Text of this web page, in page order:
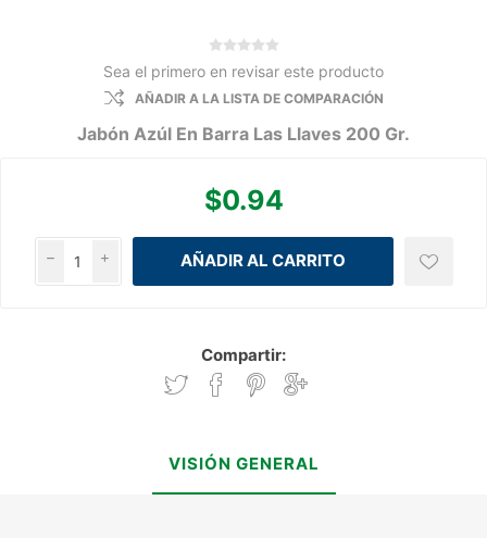
Sea el primero en revisar este producto
AÑADIR A LA LISTA DE COMPARACIÓN
Jabón Azúl En Barra Las Llaves 200 Gr.
$0.94
i
h
Compartir:
VISIÓN GENERAL